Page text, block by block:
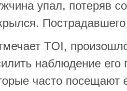
упал, потеряв
TOI,
наблюдение его
часто посещают